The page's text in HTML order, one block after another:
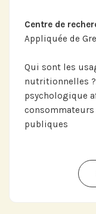
Centre de
Appliquée de
Qui sont les
nutritionnelles
psychologique
publiques